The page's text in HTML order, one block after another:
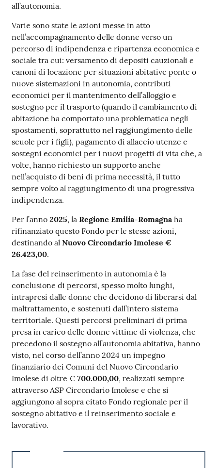
all’autonomia.
Varie sono state le azioni messe in atto
nell’accompagnamento delle donne verso un
percorso di indipendenza e ripartenza economica e
sociale tra cui: versamento di depositi cauzionali e
canoni di locazione per situazioni abitative ponte o
nuove sistemazioni in autonomia, contributi
economici per il mantenimento dell’alloggio e
sostegno per il trasporto (quando il cambiamento di
abitazione ha comportato una problematica negli
spostamenti, soprattutto nel raggiungimento delle
scuole per i figli), pagamento di allaccio utenze e
sostegni economici per i nuovi progetti di vita che, a
volte, hanno richiesto un supporto anche
nell’acquisto di beni di prima necessità, il tutto
sempre volto al raggiungimento di una progressiva
indipendenza.
Per l’anno 2025, la Regione Emilia-Romagna ha
rifinanziato questo Fondo per le stesse azioni,
destinando al Nuovo Circondario Imolese €
26.423,00.
La fase del reinserimento in autonomia è la
conclusione di percorsi, spesso molto lunghi,
intrapresi dalle donne che decidono di liberarsi dal
maltrattamento, e sostenuti dall’intero sistema
territoriale. Questi percorsi preliminari di prima
presa in carico delle donne vittime di violenza, che
precedono il sostegno all’autonomia abitativa, hanno
visto, nel corso dell’anno 2024 un impegno
finanziario dei Comuni del Nuovo Circondario
Imolese di oltre € 700.000,00, realizzati sempre
attraverso ASP Circondario Imolese e che si
aggiungono al sopra citato Fondo regionale per il
sostegno abitativo e il reinserimento sociale e
lavorativo.